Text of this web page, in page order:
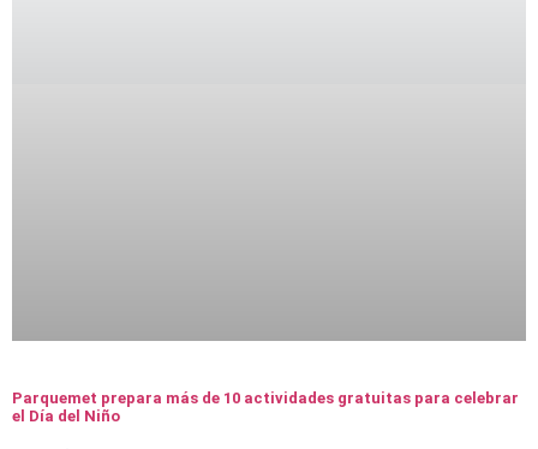
Parquemet prepara más de 10 actividades gratuitas para celebrar
el Día del Niño